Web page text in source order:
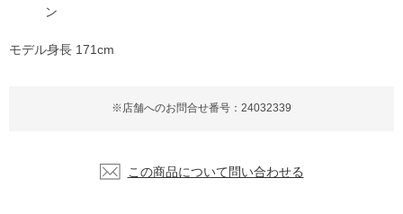
※店舗へのお問合せ番号：24032339
ン
この商品について問い合わせる
モデル身長 171cm